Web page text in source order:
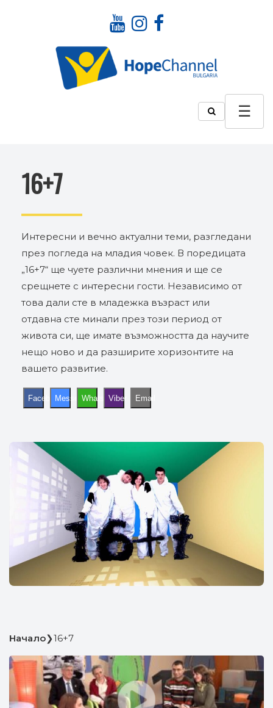
16+7
Интересни и вечно актуални теми, разгледани
през погледа на младия човек. В поредицата
„16+7“ ще чуете различни мнения и ще се
срещнете с интересни гости. Независимо от
това дали сте в младежка възраст или
отдавна сте минали през този период от
живота си, ще имате възможността да научите
нещо ново и да разширите хоризонтите на
вашето развитие.
FacebookMessengerWhatsApp
Viber Email
Начало❯16+7